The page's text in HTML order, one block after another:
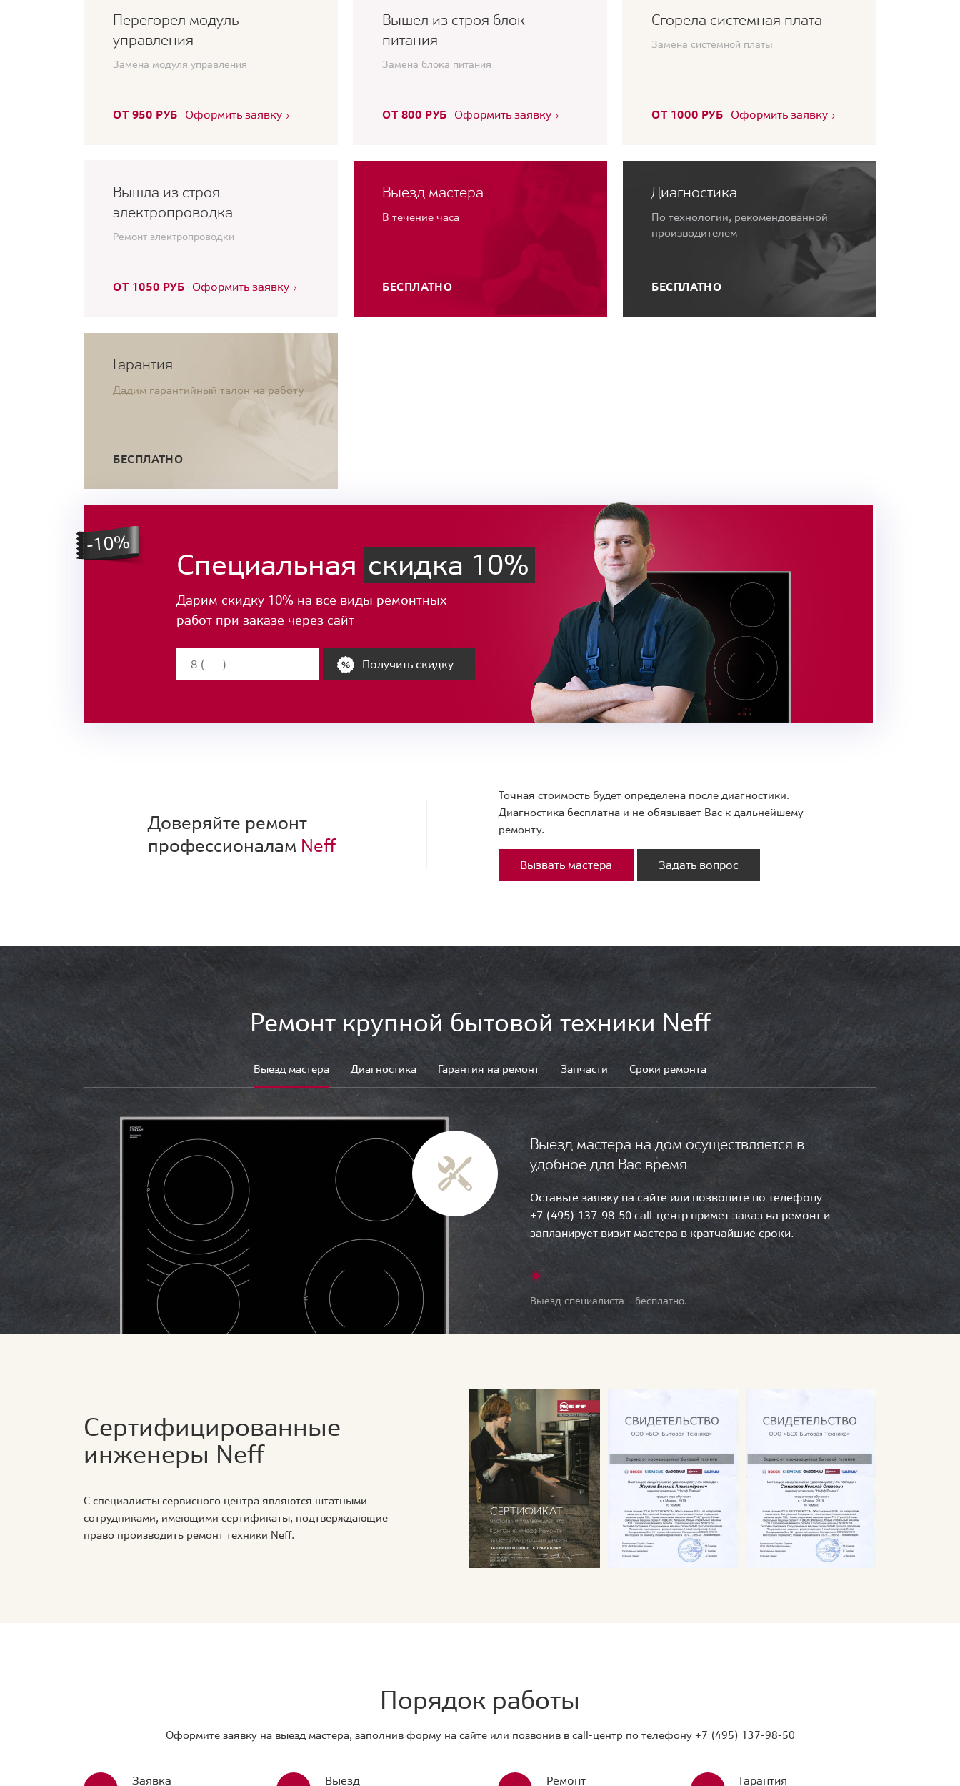
Перегорел модуль
управления
Замена модуля управления
ОТ 950 РУБ Оформить заявку
Вышел из строя блок
питания
Замена блока питания
ОТ 800 РУБ Оформить заявку
Сгорела системная плата
Замена системной платы
ОТ 1000 РУБ Оформить заявку
Вышла из строя
электропроводка
Ремонт электропроводки
ОТ 1050 РУБ Оформить заявку
Выезд мастера
В течение часа
БЕСПЛАТНО
Диагностика
По технологии, рекомендованной
производителем
БЕСПЛАТНО
Гарантия
Дадим гарантийный талон на работу
БЕСПЛАТНО
Специальная скидка 10%
Дарим скидку 10% на все виды ремонтных
работ при заказе через сайт
Получить скидку
Доверяйте ремонт
профессионалам Neff
Точная стоимость будет определена после диагностики.
Диагностика бесплатна и не обязывает Вас к дальнейшему
ремонту.
Вызвать мастера Задать вопрос
Ремонт крупной бытовой техники Neff
Выезд мастера Диагностика Гарантия на ремонт Запчасти Сроки ремонта
Выезд мастера на дом осуществляется в
удобное для Вас время
Оставьте заявку на сайте или позвоните по телефону
+7 (495) 137-98-50 call-центр примет заказ на ремонт и
запланирует визит мастера в кратчайшие сроки.
Выезд специалиста — бесплатно.
Сертифицированные
инженеры Neff
С специалисты сервисного центра являются штатными
сотрудниками, имеющими сертификаты, подтверждающие
право производить ремонт техники Neff.
Порядок работы
Оформите заявку на выезд мастера, заполнив форму на сайте или позвонив в call-центр по телефону +7 (495) 137-98-50
Заявка Выезд Ремонт Гарантия